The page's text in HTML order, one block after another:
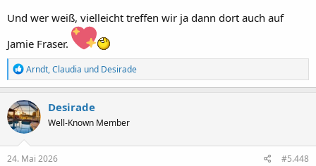
Und wer weiß, vielleicht treffen wir ja dann dort auch auf
Jamie Fraser.
R
e
a
k
t
i
o
n
e
Arndt,Claudia und Desirade
Desirade
Well-Known Member
24. Mai 2026 #5.448